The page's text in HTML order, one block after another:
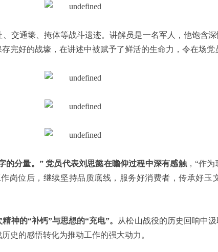
交通壕、掩体等战斗遗迹。讲解员是一名军人，他饱含
完好的战壕，在讲述中被赋予了鲜活的生命力，令在场党
的分量。” 党员代表刘思懿在瞻仰过程中深有感触，“作为
岗位后，继续坚持品质底线，服务好消费者，传承好玉
神的“补钙”与思想的“充电”。 从松山战役的历史回响中
史的感悟转化为推动工作的强大动力。